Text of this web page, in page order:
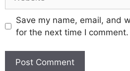
Save my name, email, and
for the next time I comment.